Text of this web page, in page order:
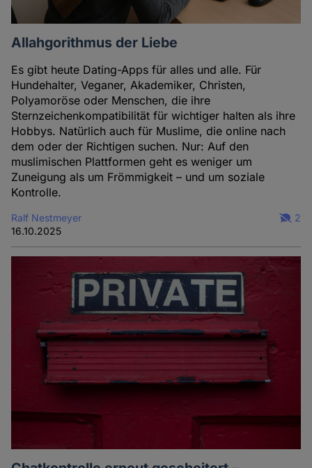
Allahgorithmus der Liebe
Es gibt heute Dating-Apps für alles und alle. Für
Hundehalter, Veganer, Akademiker, Christen,
Polyamoröse oder Menschen, die ihre
Sternzeichenkompatibilität für wichtiger halten als ihre
Hobbys. Natürlich auch für Muslime, die online nach
dem oder der Richtigen suchen. Nur: Auf den
muslimischen Plattformen geht es weniger um
Zuneigung als um Frömmigkeit – und um soziale
Kontrolle.
Ralf Nestmeyer
16.10.2025
2
Cookies